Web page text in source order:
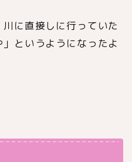
に直接しに行っていた
というようになったよ